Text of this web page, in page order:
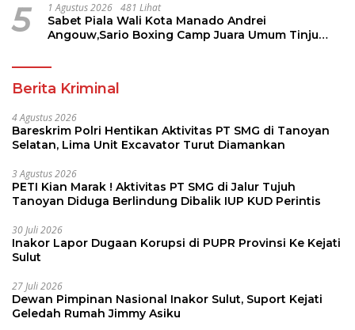
5 1 Agustus 2026 481 Lihat
Sabet Piala Wali Kota Manado Andrei
Angouw,Sario Boxing Camp Juara Umum Tinju
Berita Kriminal
4 Agustus 2026
Bareskrim Polri Hentikan Aktivitas PT SMG di Tanoyan
Selatan, Lima Unit Excavator Turut Diamankan
3 Agustus 2026
PETI Kian Marak ! Aktivitas PT SMG di Jalur Tujuh
Tanoyan Diduga Berlindung Dibalik IUP KUD Perintis
30 Juli 2026
Inakor Lapor Dugaan Korupsi di PUPR Provinsi Ke Kejati
Sulut
27 Juli 2026
Dewan Pimpinan Nasional Inakor Sulut, Suport Kejati
Geledah Rumah Jimmy Asiku